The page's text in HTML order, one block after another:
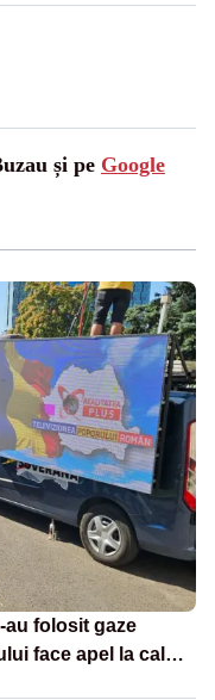
și pe Google
au folosit gaze
face apel la calm